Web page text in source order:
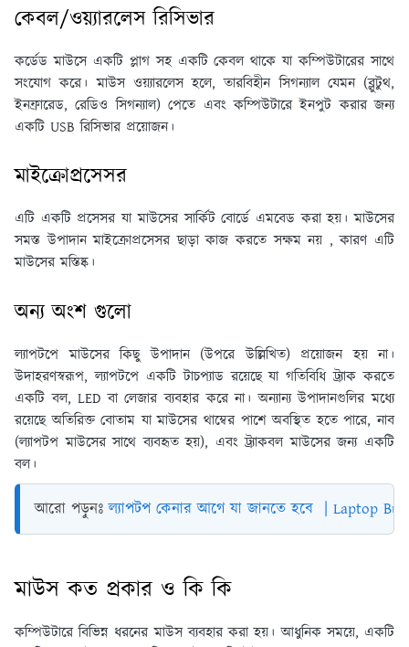
কেবল/ওয়্যারলেস রিসিভার
কর্ডেড মাউসে একটি প্লাগ সহ একটি কেবল থাকে যা কম্পিউটারের সাথে
সংযোগ করে। মাউস ওয়্যারলেস হলে, তারবিহীন সিগন্যাল যেমন (ব্লুটুথ,
ইনফ্রারেড, রেডিও সিগন্যাল) পেতে এবং কম্পিউটারে ইনপুট করার জন্য
একটি USB রিসিভার প্রয়োজন।
মাইক্রোপ্রসেসর
এটি একটি প্রসেসর যা মাউসের সার্কিট বোর্ডে এমবেড করা হয়। মাউসের
সমস্ত উপাদান মাইক্রোপ্রসেসর ছাড়া কাজ করতে সক্ষম নয় , কারণ এটি
মাউসের মস্তিষ্ক।
অন্য অংশ গুলো
ল্যাপটপে মাউসের কিছু উপাদান (উপরে উল্লিখিত) প্রয়োজন হয় না।
উদাহরণস্বরূপ, ল্যাপটপে একটি টাচপ্যাড রয়েছে যা গতিবিধি ট্র্যাক করতে
একটি বল, LED বা লেজার ব্যবহার করে না। অন্যান্য উপাদানগুলির মধ্যে
রয়েছে অতিরিক্ত বোতাম যা মাউসের থাম্বের পাশে অবস্থিত হতে পারে, নাব
(ল্যাপটপ মাউসের সাথে ব্যবহৃত হয়), এবং ট্র্যাকবল মাউসের জন্য একটি
বল।
আরো পড়ুনঃ ল্যাপটপ কেনার আগে যা জানতে হবে  | Laptop
মাউস কত প্রকার ও কি কি
কম্পিউটারে বিভিন্ন ধরনের মাউস ব্যবহার করা হয়। আধুনিক সময়ে, একটি